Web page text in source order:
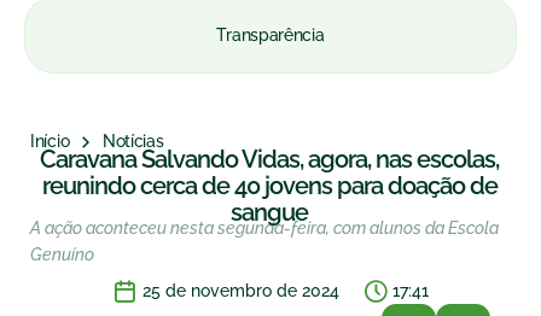
Transparência
Início Notícias
Caravana Salvando Vidas, agora, nas escolas,
reunindo cerca de 40 jovens para doação de
sangue
A ação aconteceu nesta segunda-feira, com alunos da Escola
Genuíno
25 de novembro de 2024
17:41